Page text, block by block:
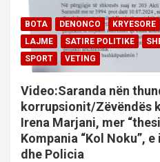
BOTA DENONCO KRYESORE
LAJME
SATIRE POLITIKE
SPORT
VETING
Video:Saranda nën
korrupsionit/Zëvëndës
Irena Marjani, mer
Kompania “Kol Noku”,
dhe Policia